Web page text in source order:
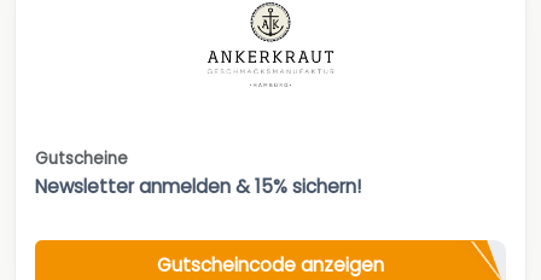
Gutscheine
Newsletter anmelden & 15% sichern!
Gutscheincode anzeigen